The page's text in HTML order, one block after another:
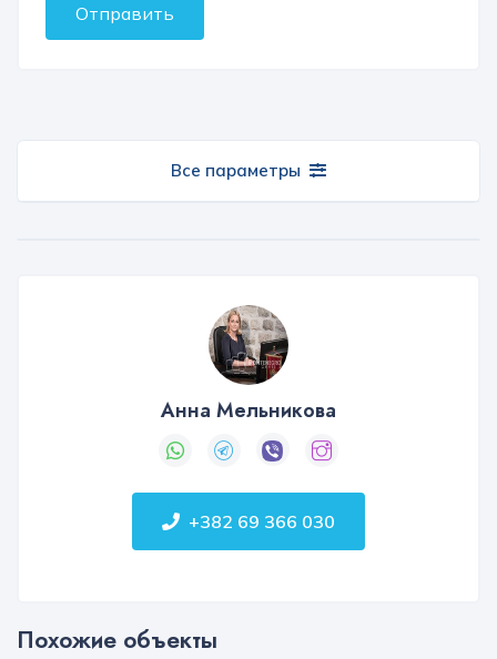
Отправить
Все параметры
Анна Мельникова
+382 69 366 030
Похожие объекты